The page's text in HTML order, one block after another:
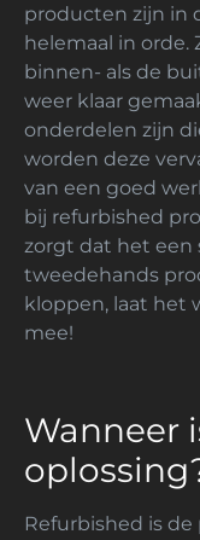
producten zijn in
helemaal in orde.
binnen- als de
weer klaar
onderdelen zijn
worden deze
van een goed
bij refurbished
zorgt dat het een
tweedehands
kloppen, laat het
mee!
Wanneer
Refurbished is